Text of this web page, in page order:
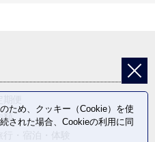
類
ため、クッキー（Cookie）を使
された場合、Cookieの利用に同